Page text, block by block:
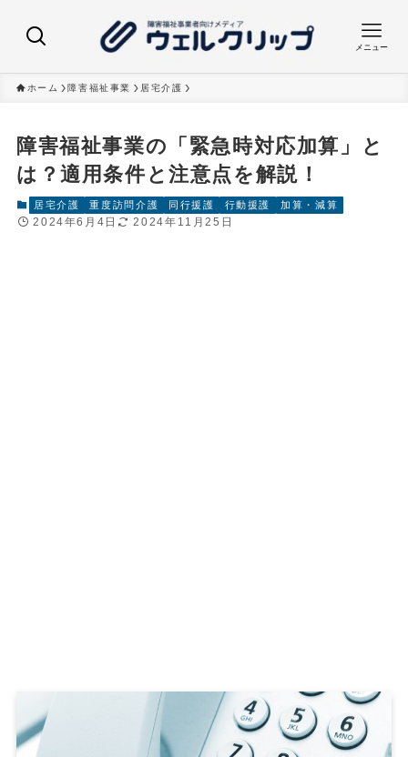
メニュー
ホーム 障害福祉事業 居宅介護
障害福祉事業の「緊急時対応加算」と
は？適用条件と注意点を解説！
居宅介護 重度訪問介護 同行援護 行動援護 加算・減算
2024年6月4日 2024年11月25日